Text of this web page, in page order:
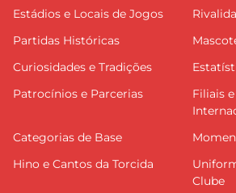
Estádios e Locais de Jogos
Partidas Históricas
Curiosidades e Tradições
Patrocínios e Parcerias
Filiais
Categorias de Base
Hino e Cantos da Torcida
Clube